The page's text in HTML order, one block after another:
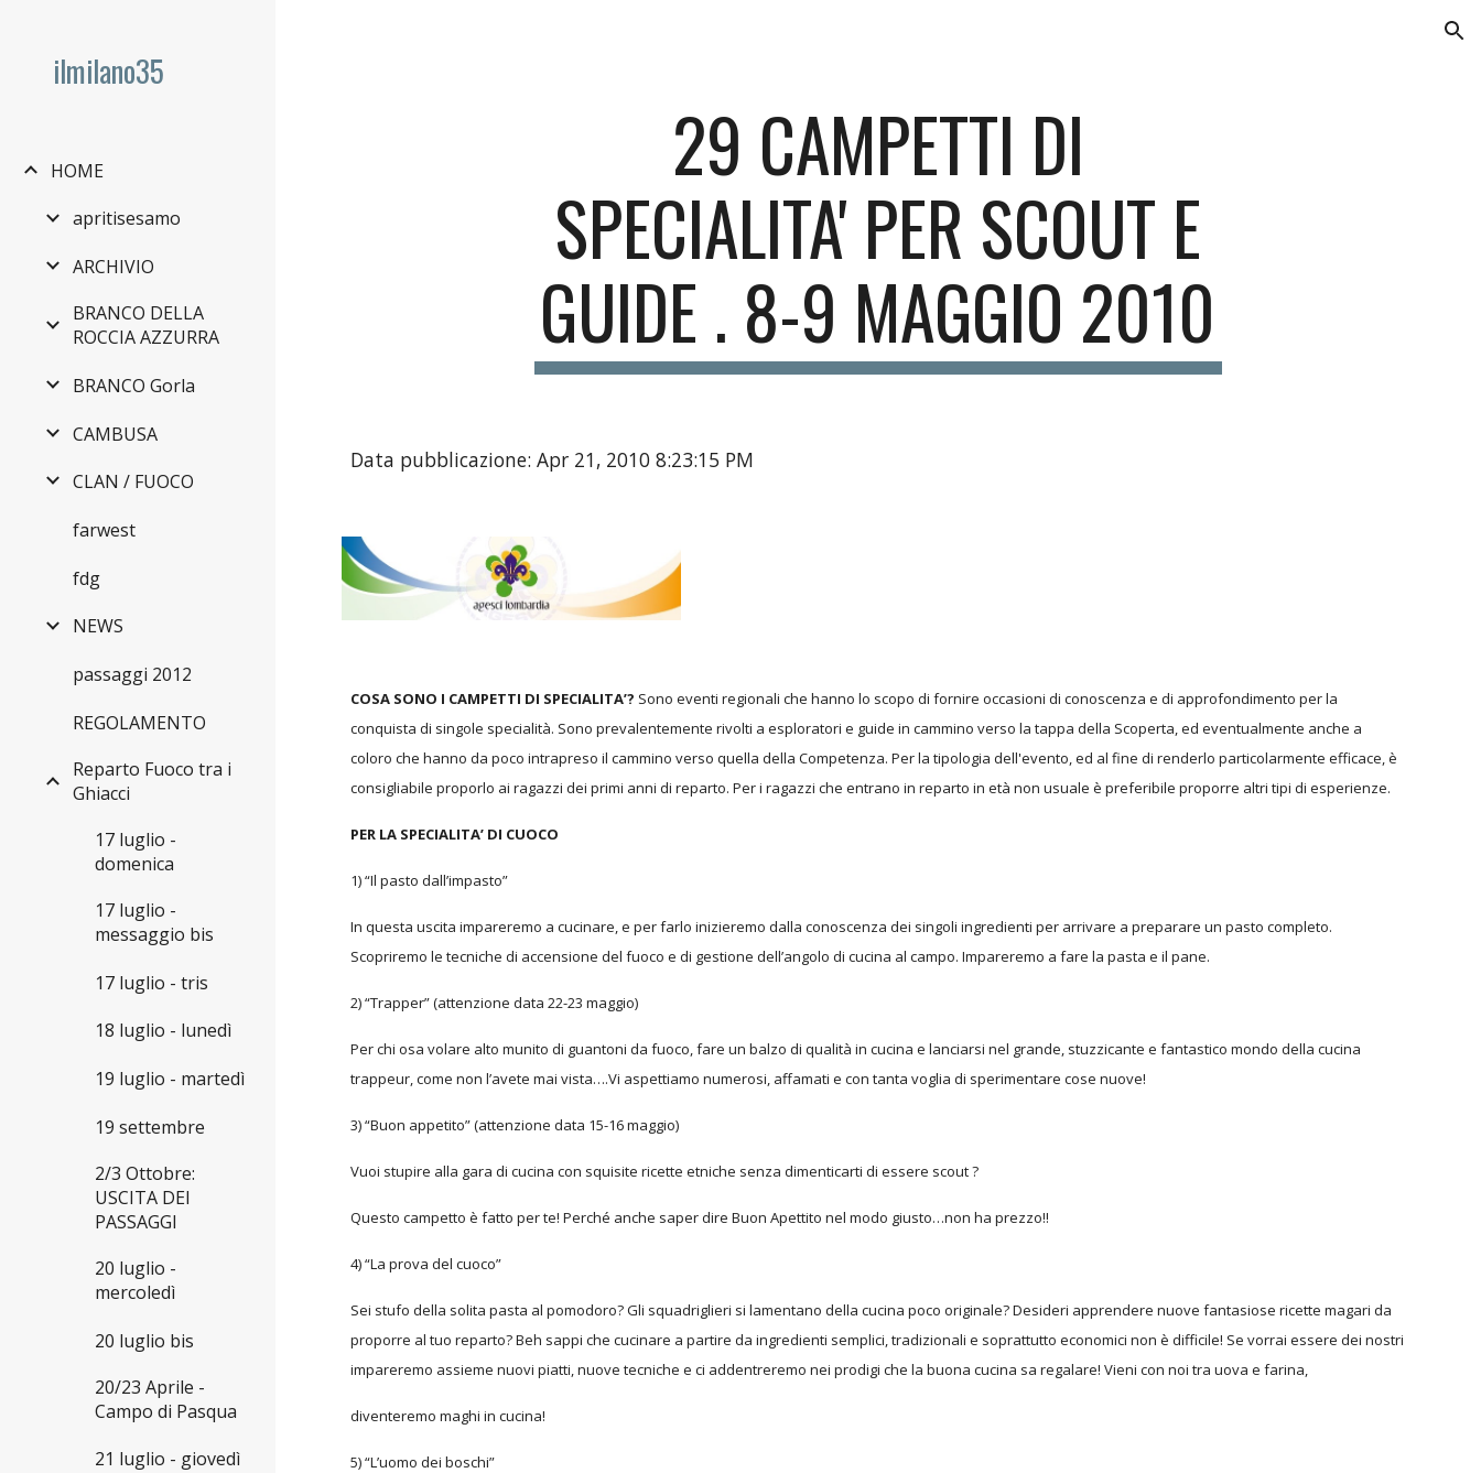
ilmilano35
HOME
apritisesamo
ARCHIVIO
BRANCO DELLA
ROCCIA AZZURRA
BRANCO Gorla
CAMBUSA
CLAN / FUOCO
farwest
fdg
NEWS
passaggi 2012
REGOLAMENTO
Reparto Fuoco tra i
Ghiacci
17 luglio -
domenica
17 luglio -
messaggio bis
17 luglio - tris
18 luglio - lunedì
19 luglio - martedì
19 settembre
2/3 Ottobre:
USCITA DEI
PASSAGGI
20 luglio -
mercoledì
20 luglio bis
20/23 Aprile -
Campo di Pasqua
21 luglio - giovedì
29 CAMPETTI DI
SPECIALITA' PER SCOUT E
GUIDE . 8-9 MAGGIO 2010
Data pubblicazione: Apr 21, 2010 8:23:15 PM
COSA SONO I CAMPETTI DI SPECIALITA’? Sono eventi regionali che hanno lo scopo di fornire occasioni di conoscenza e di approfondimento per la
conquista di singole specialità. Sono prevalentemente rivolti a esploratori e guide in cammino verso la tappa della Scoperta, ed eventualmente anche a
coloro che hanno da poco intrapreso il cammino verso quella della Competenza. Per la tipologia dell'evento, ed al fine di renderlo particolarmente efficace, è
consigliabile proporlo ai ragazzi dei primi anni di reparto. Per i ragazzi che entrano in reparto in età non usuale è preferibile proporre altri tipi di esperienze.
PER LA SPECIALITA’ DI CUOCO
1) “Il pasto dall’impasto”
In questa uscita impareremo a cucinare, e per farlo inizieremo dalla conoscenza dei singoli ingredienti per arrivare a preparare un pasto completo.
Scopriremo le tecniche di accensione del fuoco e di gestione dell’angolo di cucina al campo. Impareremo a fare la pasta e il pane.
2) “Trapper” (attenzione data 22-23 maggio)
Per chi osa volare alto munito di guantoni da fuoco, fare un balzo di qualità in cucina e lanciarsi nel grande, stuzzicante e fantastico mondo della cucina
trappeur, come non l’avete mai vista….Vi aspettiamo numerosi, affamati e con tanta voglia di sperimentare cose nuove!
3) “Buon appetito” (attenzione data 15-16 maggio)
Vuoi stupire alla gara di cucina con squisite ricette etniche senza dimenticarti di essere scout ?
Questo campetto è fatto per te! Perché anche saper dire Buon Apettito nel modo giusto…non ha prezzo!!
4) “La prova del cuoco”
Sei stufo della solita pasta al pomodoro? Gli squadriglieri si lamentano della cucina poco originale? Desideri apprendere nuove fantasiose ricette magari da
proporre al tuo reparto? Beh sappi che cucinare a partire da ingredienti semplici, tradizionali e soprattutto economici non è difficile! Se vorrai essere dei nostri
impareremo assieme nuovi piatti, nuove tecniche e ci addentreremo nei prodigi che la buona cucina sa regalare! Vieni con noi tra uova e farina,
diventeremo maghi in cucina!
5) “L’uomo dei boschi”